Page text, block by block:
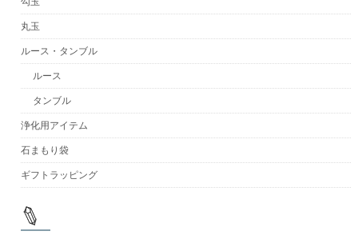
丸玉
ルース・タンブル
ルース
タンブル
浄化用アイテム
石まもり袋
ギフトラッピング